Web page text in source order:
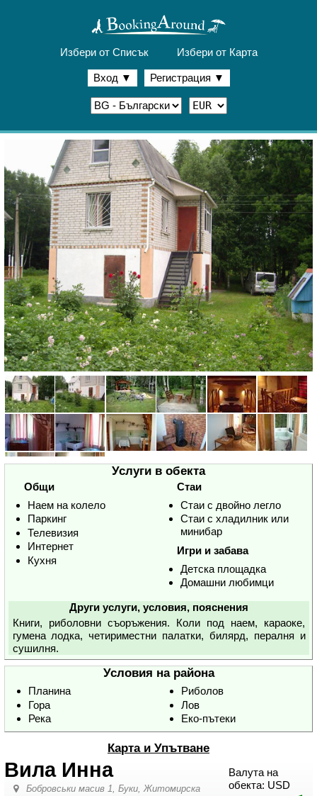
Избери от Списък Избери от Карта
Вход ▼ Регистрация ▼
Услуги в обекта
Общи
Наем на колело
Паркинг
Телевизия
Интернет
Кухня
Стаи
Стаи с двойно легло
Стаи с хладилник или
минибар
Игри и забава
Детска площадка
Домашни любимци
Други услуги, условия, пояснения
Книги, риболовни съоръжения. Коли под наем, караоке,
гумена лодка, четириместни палатки, билярд, пералня и
сушилня.
Условия на района
Планина
Гора
Река
Риболов
Лов
Еко-пътеки
Карта и Упътване
Вила Инна
Бобровськи масив 1, Буки, Житомирска
Валута на
обекта: USD